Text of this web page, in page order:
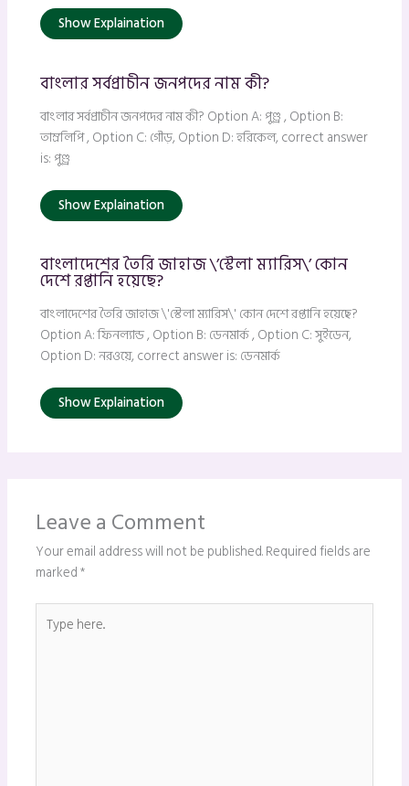
Show Explaination
বাংলার সর্বপ্রাচীন জনপদের নাম কী?
বাংলার সর্বপ্রাচীন জনপদের নাম কী? Option A: পুণ্ড্র , Option B:
তাম্রলিপি , Option C: গৌড়, Option D: হরিকেল, correct answer
is: পুণ্ড্র
Show Explaination
বাংলাদেশের তৈরি জাহাজ \’স্টেলা ম্যারিস\’ কোন
দেশে রপ্তানি হয়েছে?
বাংলাদেশের তৈরি জাহাজ \'স্টেলা ম্যারিস\' কোন দেশে রপ্তানি হয়েছে?
Option A: ফিনল্যান্ড , Option B: ডেনমার্ক , Option C: সুইডেন,
Option D: নরওয়ে, correct answer is: ডেনমার্ক
Show Explaination
Leave a Comment
Your email address will not be published.Required fields are
marked*
here..